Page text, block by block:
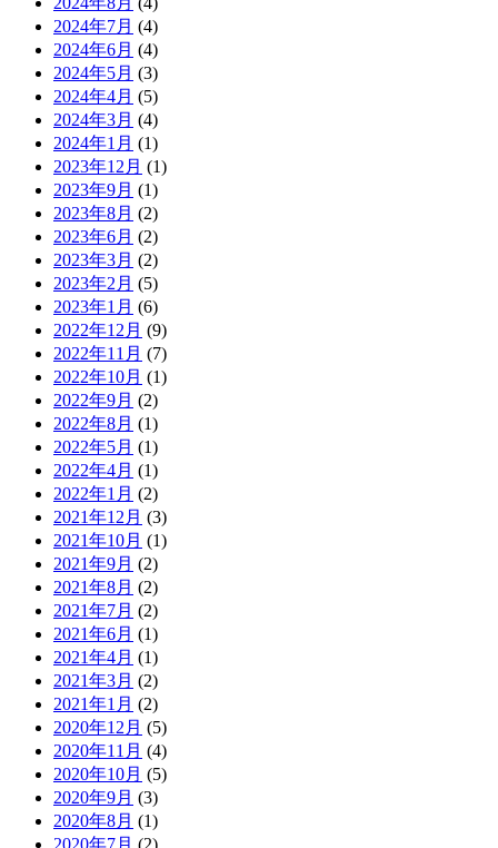
2024年7月 (4)
2024年6月 (4)
2024年5月 (3)
2024年4月 (5)
2024年3月 (4)
2024年1月 (1)
2023年12月 (1)
2023年9月 (1)
2023年8月 (2)
2023年6月 (2)
2023年3月 (2)
2023年2月 (5)
2023年1月 (6)
2022年12月 (9)
2022年11月 (7)
2022年10月 (1)
2022年9月 (2)
2022年8月 (1)
2022年5月 (1)
2022年4月 (1)
2022年1月 (2)
2021年12月 (3)
2021年10月 (1)
2021年9月 (2)
2021年8月 (2)
2021年7月 (2)
2021年6月 (1)
2021年4月 (1)
2021年3月 (2)
2021年1月 (2)
2020年12月 (5)
2020年11月 (4)
2020年10月 (5)
2020年9月 (3)
2020年8月 (1)
2020年7月 (2)